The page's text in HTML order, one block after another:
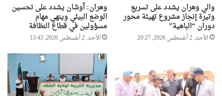
والي وهران يشدد على تسريع
وتيرة إنجاز مشروع تهيئة محور
دوران “الباهية”
الأحد, 2 أغسطس 2026, 20:27
وهران: أوشان يشدد على تحسين
الوضع البيئي وينهي مهام
مسؤولين في قطاع النظافة
الأحد, 2 أغسطس 2026, 13:43